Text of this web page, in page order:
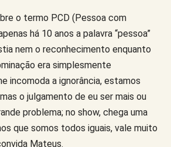
o termo PCD (Pessoa com
há 10 anos a palavra “pessoa”
nem o reconhecimento enquanto
era simplesmente
incomoda a ignorância, estamos
o julgamento de eu ser mais ou
problema; no show, chega uma
que somos todos iguais, vale muito
Mateus.